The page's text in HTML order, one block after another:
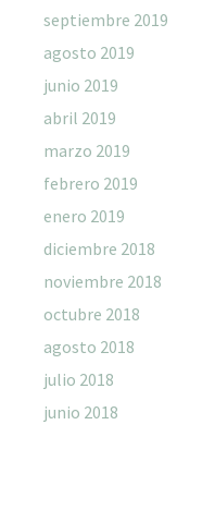
septiembre 2019
agosto 2019
junio 2019
abril 2019
marzo 2019
febrero 2019
enero 2019
diciembre 2018
noviembre 2018
octubre 2018
agosto 2018
julio 2018
junio 2018